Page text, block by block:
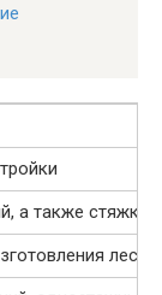
а также стяжки